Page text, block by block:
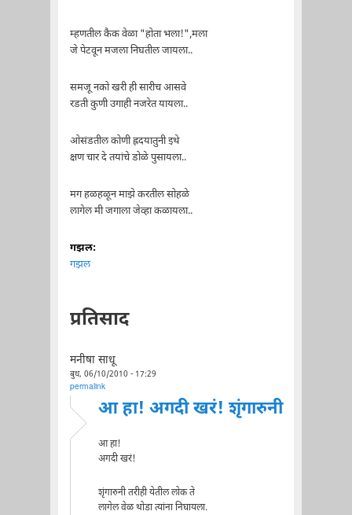
म्हणतील कैक वेळा "होता भला!",मला
जे पेटवून मजला निघतील जायला..
समजू नको खरी ही सारीच आसवे
रडती कुणी उगाही नजरेत यायला..
ओसंडतील कोणी ह्रदयातुनी इथे
क्षण चार दे तयांचे डोळे पुसायला..
मग हळहळून माझे करतील सोहळे
लागेल मी जगाला जेव्हा कळायला..
गझल:
गझल
प्रतिसाद
मनीषा साधू
बुध, 06/10/2010 - 17:29
permalink
आ हा! अगदी खरं! शृंगारुनी
आ हा!
अगदी खरं!
शृंगारुनी तरीही येतील लोक ते
लागेल वेळ थोडा त्यांना निघायला.